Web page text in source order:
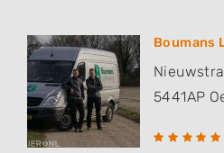
Boumans
5441AP